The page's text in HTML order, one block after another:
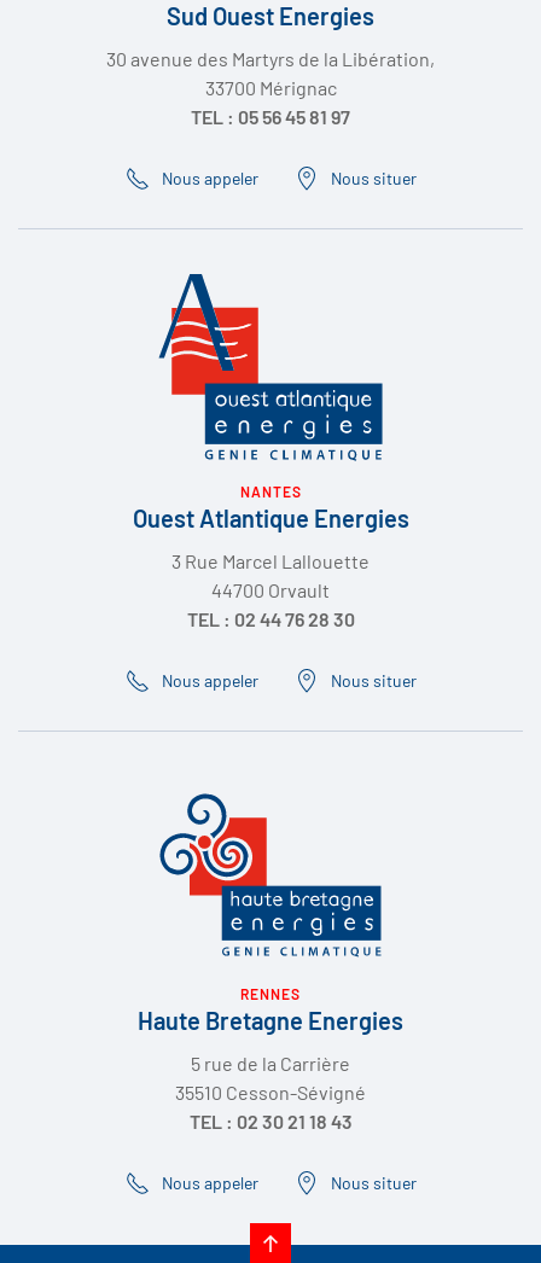
Sud Ouest Energies
30 avenue des Martyrs de la Libération,
33700 Mérignac
TEL : 05 56 45 81 97
Nous appeler Nous situer
NANTES
Ouest Atlantique Energies
3 Rue Marcel Lallouette
44700 Orvault
TEL : 02 44 76 28 30
Nous appeler Nous situer
RENNES
Haute Bretagne Energies
5 rue de la Carrière
35510 Cesson-Sévigné
TEL : 02 30 21 18 43
Nous appeler Nous situer